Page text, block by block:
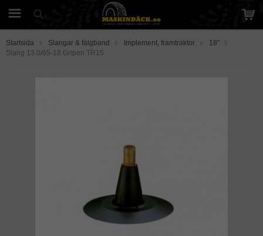
Startsida Slangar & fälgband Implement, framtraktor
18"
Slang 13.0/65-18 Gripen TR15